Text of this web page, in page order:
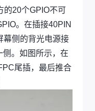
的20个GPIO不可
。在插接40PIN
幕侧的背光电源接
。如图所示，在
尾插，最后推合